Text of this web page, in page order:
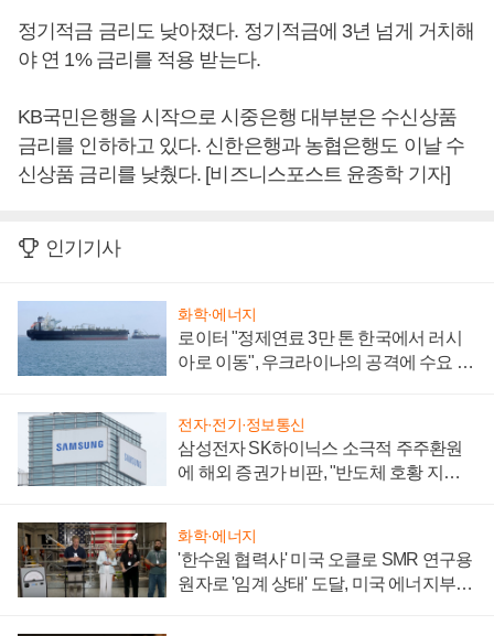
정기적금 금리도 낮아졌다. 정기적금에 3년 넘게 거치해
야 연 1% 금리를 적용 받는다.
KB국민은행을 시작으로 시중은행 대부분은 수신상품
금리를 인하하고 있다. 신한은행과 농협은행도 이날 수
신상품 금리를 낮췄다. [비즈니스포스트 윤종학 기자]
인기기사
화학·에너지
로이터 "정제연료 3만 톤 한국에서 러시
아로 이동", 우크라이나의 공격에 수요 늘
전자·전기·정보통신
삼성전자 SK하이닉스 소극적 주주환원
에 해외 증권가 비판, "반도체 호황 지속
화학·에너지
'한수원 협력사' 미국 오클로 SMR 연구용
원자로 '임계 상태' 도달, 미국 에너지부